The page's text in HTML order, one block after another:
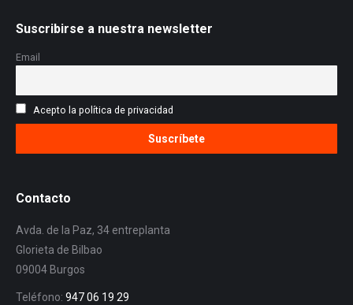
Suscribirse a nuestra newsletter
Email
Acepto la política de privacidad
Contacto
Avda. de la Paz, 34 entreplanta
Glorieta de Bilbao
09004 Burgos
Teléfono: 947 06 19 29